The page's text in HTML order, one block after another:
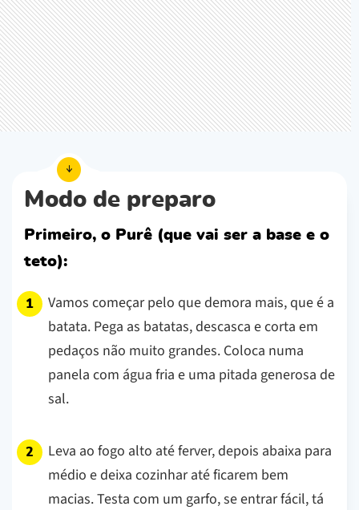
Modo de preparo
Primeiro, o Purê (que vai ser a base e o
teto):
Vamos começar pelo que demora mais, que é a
batata. Pega as batatas, descasca e corta em
pedaços não muito grandes. Coloca numa
panela com água fria e uma pitada generosa de
sal.
Leva ao fogo alto até ferver, depois abaixa para
médio e deixa cozinhar até ficarem bem
macias. Testa com um garfo, se entrar fácil, tá